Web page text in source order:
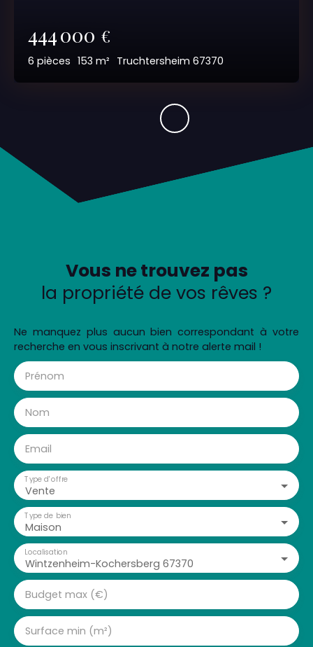
444 000 €
6 pièces 153 m² Truchtersheim 67370
Vous ne trouvez pas
la propriété de vos rêves ?
Ne manquez plus aucun bien correspondant à votre
recherche en vous inscrivant à notre alerte mail !
Prénom
Nom
Email
Vente
Type d'offre
Maison
Type de bien
Wintzenheim-Kochersberg 67370
Localisation
Budget max (€)
Surface min (m²)